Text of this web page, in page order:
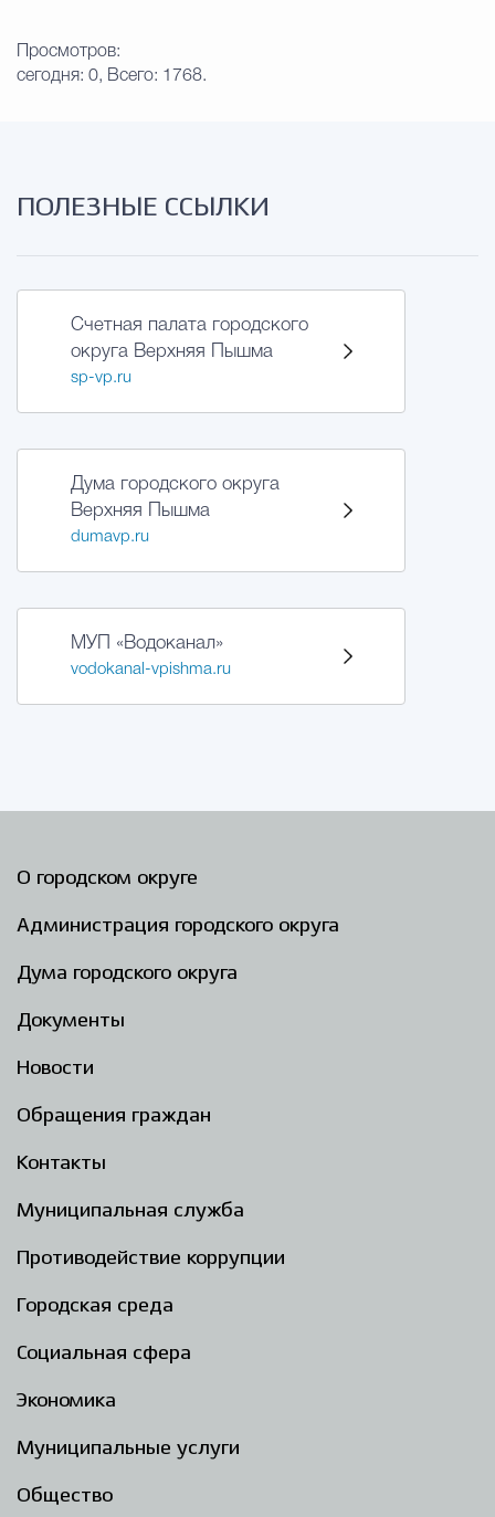
Просмотров:
сегодня: 0, Всего: 1768.
ПОЛЕЗНЫЕ ССЫЛКИ
Счетная палата городского
округа Верхняя Пышма
sp-vp.ru
Дума городского округа
Верхняя Пышма
dumavp.ru
МУП «Водоканал»
vodokanal-vpishma.ru
О городском округе
Администрация городского округа
Дума городского округа
Документы
Новости
Обращения граждан
Контакты
Муниципальная служба
Противодействие коррупции
Городская среда
Социальная сфера
Экономика
Муниципальные услуги
Общество